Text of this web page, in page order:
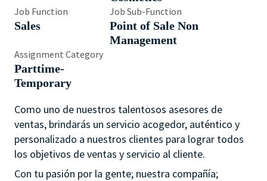
Job Function
Sales
Job Sub-Function
Point of Sale Non
Management
Assignment Category
Parttime-
Temporary
Como uno de nuestros talentosos asesores de
ventas, brindarás un servicio acogedor, auténtico y
personalizado a nuestros clientes para lograr todos
los objetivos de ventas y servicio al cliente.
Con tu pasión por la gente; nuestra compañía;